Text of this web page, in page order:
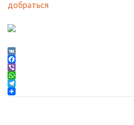
добраться
VK
Facebook
Viber
WhatsApp
Telegram